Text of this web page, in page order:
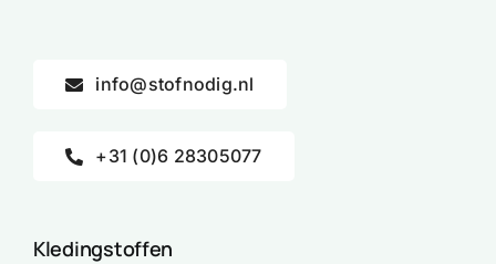
info@stofnodig.nl
+31 (0)6 28305077
Kledingstoffen